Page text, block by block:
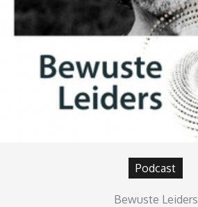
Podcast
Bewuste Leiders